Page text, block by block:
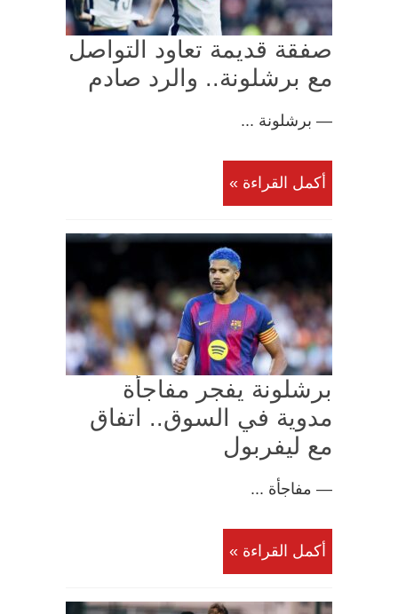
صفقة قديمة تعاود التواصل
مع برشلونة.. والرد صادم
— برشلونة ...
أكمل القراءة »
برشلونة يفجر مفاجأة
مدوية في السوق.. اتفاق
مع ليفربول
— مفاجأة ...
أكمل القراءة »